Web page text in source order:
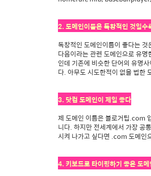
2. 도메인이름은 독창적인 것일수
독창적인 도메인이름이 좋다는
다음이라는 관련 도메인으로 유
인데 기존에 비슷한 단어의 유명
다. 아무도 시도한적이 없을 법한
3. 닷컴 도메인이 제일 좋다
제 도메인 이름은 블로거팁.com
니다. 하지만 전세계에서 가장 공
시켜 나가고 싶다면 .com 도메인
4. 키보드로 타이핑하기 좋은 도